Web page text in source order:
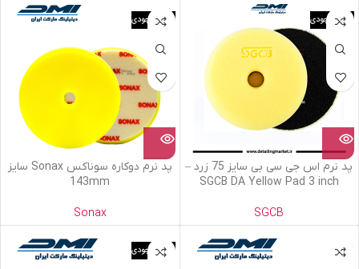
اتمام موجودی
پد نرم اس جی سی بی سایز 75 زرد –
SGCB DA Yellow Pad 3 inch
SGCB
اتمام موجودی
پد نرم دوکاره سوناکس Sonax سایز
143mm
Sonax
اتمام موجودی